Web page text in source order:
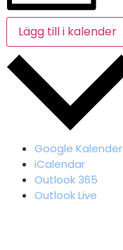
Lägg till i kalender
Google Kalender
iCalendar
Outlook 365
Outlook Live